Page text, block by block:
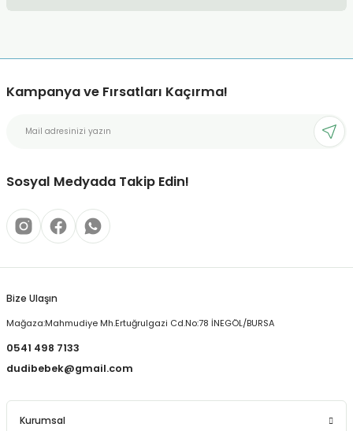
kullanarak tarafımıza iletebilirsiniz.
Ürün açıklamasında eksik bilgiler bulunuyor.
Ürün fiyatı diğer sitelerden daha pahalı.
Kampanya ve Fırsatları Kaçırma!
Sosyal Medyada Takip Edin!
Bize Ulaşın
Mağaza:Mahmudiye Mh.Ertuğrulgazi Cd.No:78 İNEGÖL/BURSA
0541 498 7133
dudibebek@gmail.com
Kurumsal